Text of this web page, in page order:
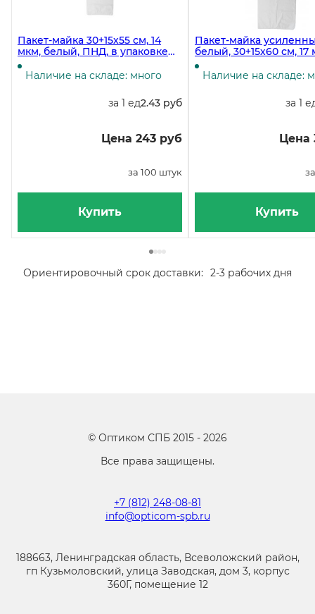
Пакет-майка 30+15х55 см, 14
мкм, белый, ПНД, в упаковке
100 штук, в коробке 3000 штук
Наличие на складе: много
за 1 ед2.43 руб
Цена 243 руб
за 100 штук
Купить
Пакет-майка
белый, 30+15х60 см, 17
пачке 100 штук
Наличие на складе:
за 1
Цена
Купить
Ориентировочный срок доставки: 2-3 рабочих дня
© Оптиком СПБ 2015 - 2026
Все права защищены.
+7 (812) 248-08-81
info@opticom-spb.ru
188663, Ленинградская область, Всеволожский район,
гп Кузьмоловский, улица Заводская, дом 3, корпус
360Г, помещение 12